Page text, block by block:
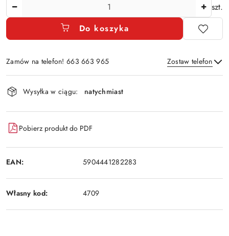
szt.
Do koszyka
Zamów na telefon! 663 663 965 Zostaw telefon
Dostępność
i
dostawa
Wysyłka w ciągu: natychmiast
Pobierz produkt do PDF
EAN: 5904441282283
Własny kod: 4709